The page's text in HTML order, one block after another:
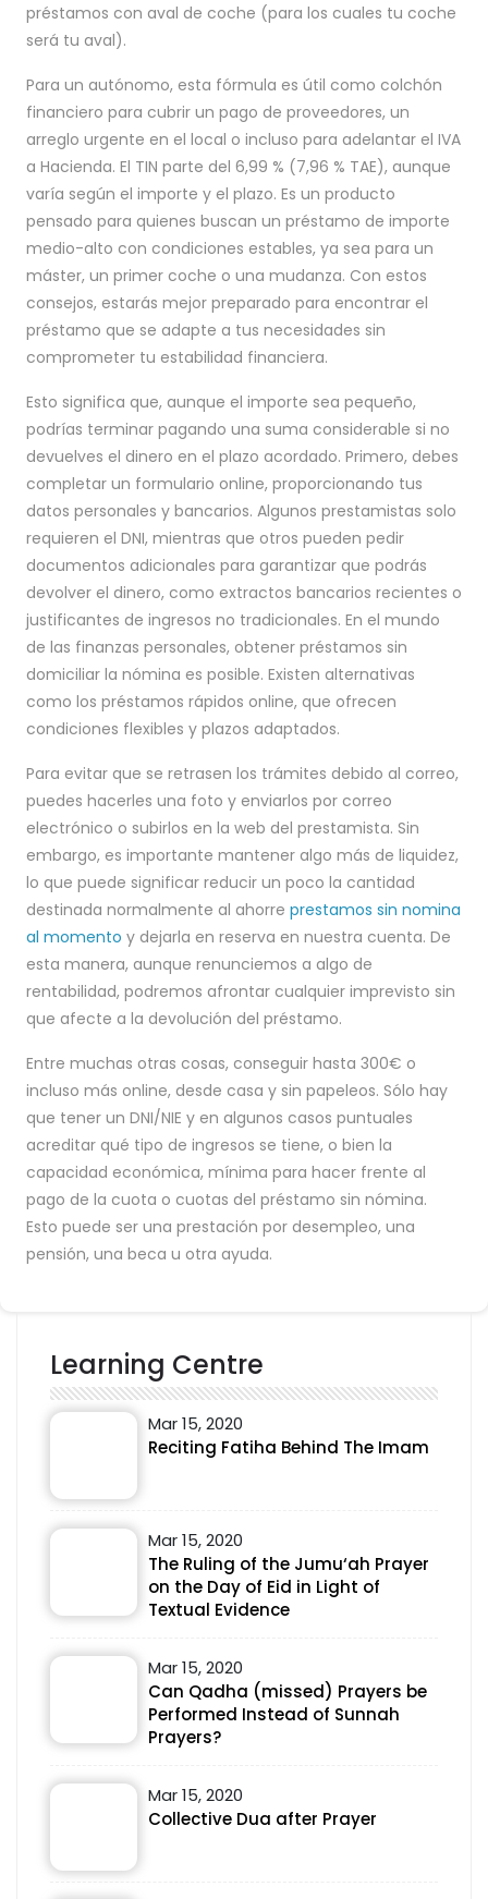
préstamos con aval de coche (para los cuales tu coche
será tu aval).
Para un autónomo, esta fórmula es útil como colchón
financiero para cubrir un pago de proveedores, un
arreglo urgente en el local o incluso para adelantar el IVA
a Hacienda. El TIN parte del 6,99 % (7,96 % TAE), aunque
varía según el importe y el plazo. Es un producto
pensado para quienes buscan un préstamo de importe
medio-alto con condiciones estables, ya sea para un
máster, un primer coche o una mudanza. Con estos
consejos, estarás mejor preparado para encontrar el
préstamo que se adapte a tus necesidades sin
comprometer tu estabilidad financiera.
Esto significa que, aunque el importe sea pequeño,
podrías terminar pagando una suma considerable si no
devuelves el dinero en el plazo acordado. Primero, debes
completar un formulario online, proporcionando tus
datos personales y bancarios. Algunos prestamistas solo
requieren el DNI, mientras que otros pueden pedir
documentos adicionales para garantizar que podrás
devolver el dinero, como extractos bancarios recientes o
justificantes de ingresos no tradicionales. En el mundo
de las finanzas personales, obtener préstamos sin
domiciliar la nómina es posible. Existen alternativas
como los préstamos rápidos online, que ofrecen
condiciones flexibles y plazos adaptados.
Para evitar que se retrasen los trámites debido al correo,
puedes hacerles una foto y enviarlos por correo
electrónico o subirlos en la web del prestamista. Sin
embargo, es importante mantener algo más de liquidez,
lo que puede significar reducir un poco la cantidad
destinada normalmente al ahorre prestamos sin nomina
al momento y dejarla en reserva en nuestra cuenta. De
esta manera, aunque renunciemos a algo de
rentabilidad, podremos afrontar cualquier imprevisto sin
que afecte a la devolución del préstamo.
Entre muchas otras cosas, conseguir hasta 300€ o
incluso más online, desde casa y sin papeleos. Sólo hay
que tener un DNI/NIE y en algunos casos puntuales
acreditar qué tipo de ingresos se tiene, o bien la
capacidad económica, mínima para hacer frente al
pago de la cuota o cuotas del préstamo sin nómina.
Esto puede ser una prestación por desempleo, una
pensión, una beca u otra ayuda.
Learning Centre
Mar 15, 2020
Reciting Fatiha Behind The Imam
Mar 15, 2020
The Ruling of the Jumu‘ah Prayer
on the Day of Eid in Light of
Textual Evidence
Mar 15, 2020
Can Qadha (missed) Prayers be
Performed Instead of Sunnah
Prayers?
Mar 15, 2020
Collective Dua after Prayer